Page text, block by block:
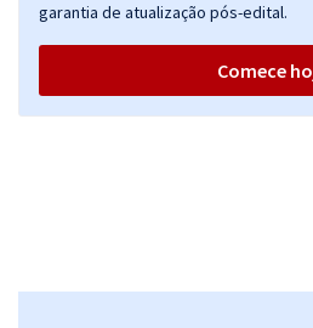
garantia de atualização pós-edital.
Comece